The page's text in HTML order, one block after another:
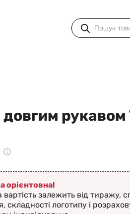
Пошук
товарів
довгим
орієнтовна!
вартість залежить від тиражу,
складності логотипу і